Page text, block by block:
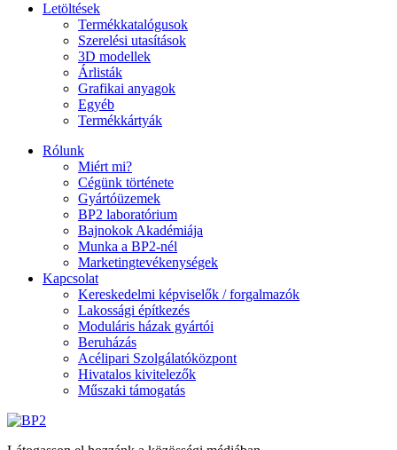
Letöltések
Termékkatalógusok
Szerelési utasítások
3D modellek
Árlisták
Grafikai anyagok
Egyéb
Termékkártyák
Rólunk
Miért mi?
Cégünk története
Gyártóüzemek
BP2 laboratórium
Bajnokok Akadémiája
Munka a BP2-nél
Marketingtevékenységek
Kapcsolat
Kereskedelmi képviselők / forgalmazók
Lakossági építkezés
Moduláris házak gyártói
Beruházás
Acélipari Szolgálatóközpont
Hivatalos kivitelezők
Műszaki támogatás